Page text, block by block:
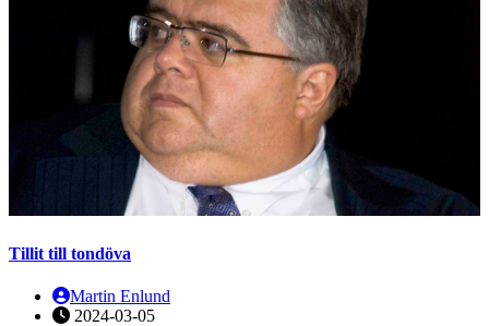
Tillit till tondöva
Martin Enlund
2024-03-05